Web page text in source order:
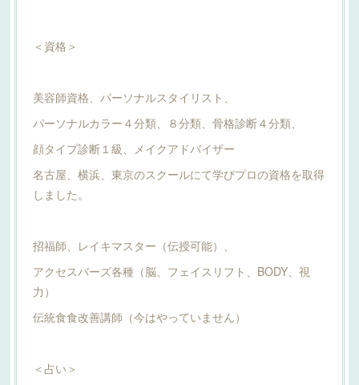
＜資格＞
美容師資格、パーソナルスタイリスト、
パーソナルカラー４分類、８分類、骨格診断４分類、
顔タイプ診断１級、メイクアドバイザー
名古屋、横浜、東京のスクールにて学びプロの資格を取得
しました。
招福師、レイキマスター（伝授可能）、
アクセスバーズ各種（脳、フェイスリフト、BODY、視
力）
伝統食食改善講師（今はやっていません）
＜占い＞